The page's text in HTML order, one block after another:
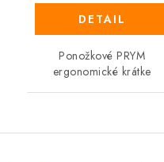
DETAIL
Ponožkové PRYM
ergonomické krátke